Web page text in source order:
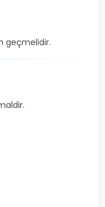
geçmelidir.